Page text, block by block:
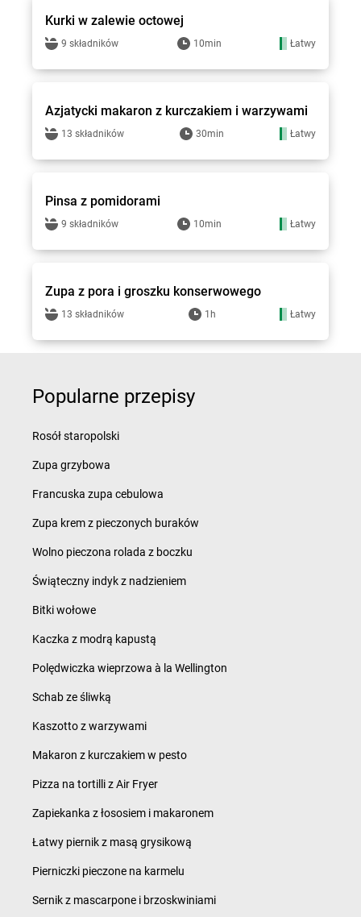
Kurki w zalewie octowej
9 składników 10min Łatwy
Groszek - przepisy
Azjatycki makaron z kurczakiem i warzywami
13 składników 30min Łatwy
Groszek - przepisy
Pinsa z pomidorami
9 składników 10min Łatwy
Groszek - przepisy
Zupa z pora i groszku konserwowego
13 składników 1h Łatwy
Popularne przepisy
Rosół staropolski
Zupa grzybowa
Francuska zupa cebulowa
Zupa krem z pieczonych buraków
Wolno pieczona rolada z boczku
Świąteczny indyk z nadzieniem
Bitki wołowe
Kaczka z modrą kapustą
Polędwiczka wieprzowa à la Wellington
Schab ze śliwką
Kaszotto z warzywami
Makaron z kurczakiem w pesto
Pizza na tortilli z Air Fryer
Zapiekanka z łososiem i makaronem
Łatwy piernik z masą grysikową
Pierniczki pieczone na karmelu
Sernik z mascarpone i brzoskwiniami